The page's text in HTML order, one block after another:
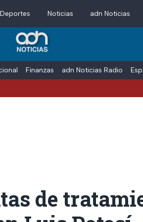
Deportes Noticias adn Noticias
Finanzas adn Noticias Radio
de